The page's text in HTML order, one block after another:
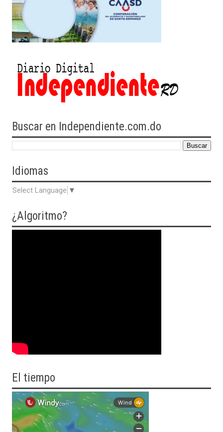
Buscar en Independiente.com.do
Idiomas
Select Language ▼
¿Algoritmo?
El tiempo